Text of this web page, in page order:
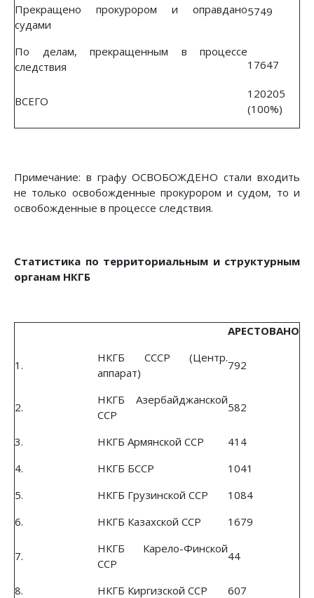
Прекращено прокурором и оправдано
судами
По делам, прекращенным в процессе
следствия
5749
17647
ВСЕГО
120205
(100%)
Примечание: в графу ОСВОБОЖДЕНО стали входить
не только освобожденные прокурором и судом, то и
освобожденные в процессе следствия.
Статистика по территориальным и структурным
органам НКГБ
АРЕСТОВАНО
1.
НКГБ СССР (Центр.
аппарат)
792
2.
НКГБ Азербайджанской
ССР
582
3. НКГБ Армянской ССР
414
4.
НКГБ БССР
1041
5.
НКГБ Грузинской ССР
1084
6.
НКГБ Казахской ССР 1679
7.
НКГБ Карело-Финской
ССР
44
8. НКГБ Киргизской ССР
607